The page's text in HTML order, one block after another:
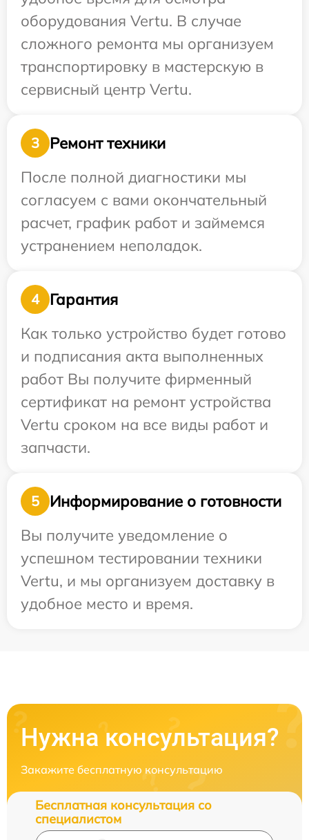
оборудования Vertu. В случае
сложного ремонта мы организуем
транспортировку в мастерскую в
сервисный центр Vertu.
3
Ремонт техники
После полной диагностики мы
согласуем с вами окончательный
расчет, график работ и займемся
устранением неполадок.
4
Гарантия
Как только устройство будет готово
и подписания акта выполненных
работ Вы получите фирменный
сертификат на ремонт устройства
Vertu сроком на все виды работ и
запчасти.
5
Информирование о готовности
Вы получите уведомление о
успешном тестировании техники
Vertu, и мы организуем доставку в
удобное место и время.
Нужна консультация?
Закажите бесплатную консультацию
Бесплатная консультация со
специалистом